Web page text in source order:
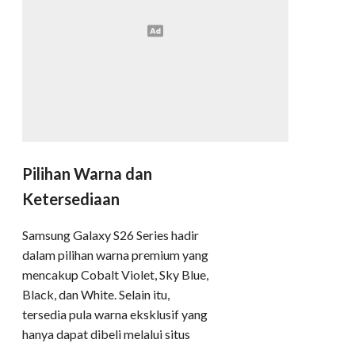
Pilihan Warna dan
Ketersediaan
Samsung Galaxy S26 Series hadir
dalam pilihan warna premium yang
mencakup Cobalt Violet, Sky Blue,
Black, dan White. Selain itu,
tersedia pula warna eksklusif yang
hanya dapat dibeli melalui situs